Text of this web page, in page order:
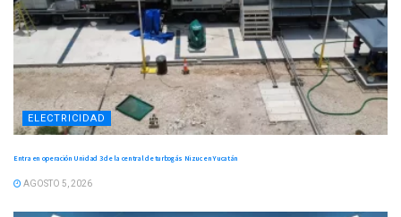
ELECTRICIDAD
Entra en operación Unidad 3 de la central de turbogás Nizuc en Yucatán
AGOSTO 5, 2026